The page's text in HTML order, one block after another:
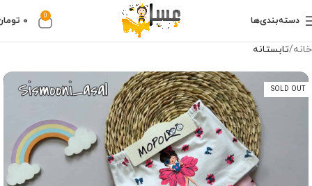
دسته‌بندی‌ها 0 ۰
خانه تابستانه
SOLD OUT